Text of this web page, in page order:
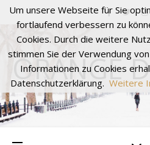
ORANGE
Um unsere Webseite für Sie
fortlaufend verbessern zu
Cookies. Durch die weitere
stimmen Sie der Verwendung
Informationen zu Cookies
Datenschutzerklärung. Weitere